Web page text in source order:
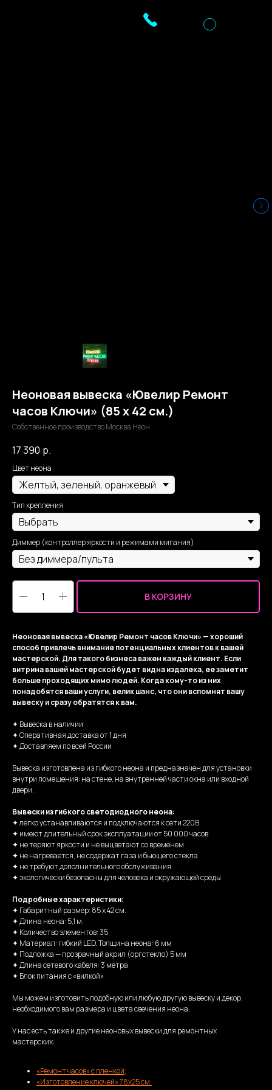
Неоновая вывеска «Ювелир Ремонт
часов Ключи» (85 х 42 см.)
Собственное производство Москва Неон
17 390 р.
Цвет неона
Тип крепления
Диммер (контроллер яркости и режимами мигания)
В КОРЗИНУ
Неоновая вывеска «Ювелир Ремонт часов Ключи» — хороший
способ привлечь внимание потенциальных клиентов к вашей
мастерской. Для такого бизнеса важен каждый клиент. Если
витрина вашей мастерской будет видна издалека, ее заметит
больше проходящих мимо людей. Когда кому-то из них
понадобятся ваши услуги, велик шанс, что они вспомнят вашу
вывеску и сразу обратятся к вам.
✦ Вывеска в наличии
✦ Оперативная доставка от 1 дня
✦ Доставляем по всей России
Вывеска изготовлена из гибкого неона и предназначен для установки
внутри помещения: на стене, на внутренней части окна или входной
двери.
Вывески из гибкого светодиодного неона:
✦ легко устанавливаются и подключаются к сети 220В
✦ имеют длительный срок эксплуатации от 50 000 часов
✦ не теряют яркости и не выцветают со временем
✦ не нагревается, не содержат газа и бьющего стекла
✦ не требуют дополнительного обслуживания
✦ экологически безопасны для человека и окружающей среды
Подробные характеристики:
✦ Габаритный размер: 85 х 42 см.
✦ Длина неона: 5,1 м.
✦ Количество элементов: 35
✦ Материал: гибкий LED. Толщина неона: 6 мм
✦ Подложка — прозрачный акрил (оргстекло) 5 мм
✦ Длина сетевого кабеля: 3 метра
✦ Блок питания с «вилкой»
Мы можем изготовить подобную или любую другую вывеску и декор,
необходимого вам размера и цвета свечения неона.
У нас есть также и другие неоновых вывески для ремонтных
мастерских:
«Ремонт часов» с пленкой;
«Изготовление ключей» 78х25 см.